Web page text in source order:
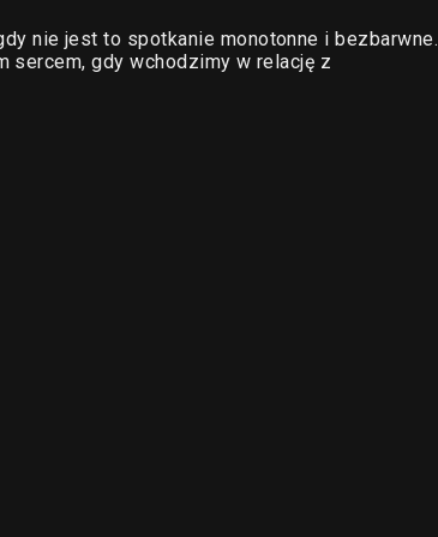
nie jest to spotkanie monotonne i bezbarwne.
sercem, gdy wchodzimy w relację z